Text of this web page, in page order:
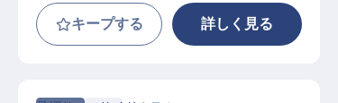
キープする 詳しく見る